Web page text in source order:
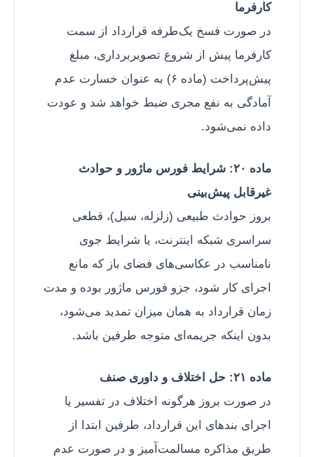
کارفرما
در صورت فسخ یک‌طرفه قرارداد از سمت
کارفرما پیش از شروع تصویربرداری، مبلغ
پیش‌پرداخت (ماده ۶) به عنوان خسارت عدم
آمادگی به نفع مجری ضبط خواهد شد و عودت
داده نمی‌شود.
ماده ۲۰: شرایط فورس ماژور و حوادث
غیرقابل پیش‌بینی
بروز حوادث طبیعی (زلزله، سیل)، قطعی
سراسری شبکه اینترنت، یا شرایط جوی
نامناسب در عکاسی‌های فضای باز که مانع
اجرای کار شود، جزو فورس ماژور بوده و مدت
زمان قرارداد به همان میزان تمدید می‌شود،
بدون اینکه جریمه‌ای متوجه طرفین باشد.
ماده ۲۱: حل اختلاف و داوری صنف
در صورت بروز هرگونه اختلاف در تفسیر یا
اجرای بندهای این قرارداد، طرفین ابتدا از
طریق مذاکره مسالمت‌آمیز و در صورت عدم